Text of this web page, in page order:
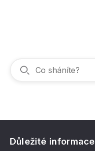
Důležité informace